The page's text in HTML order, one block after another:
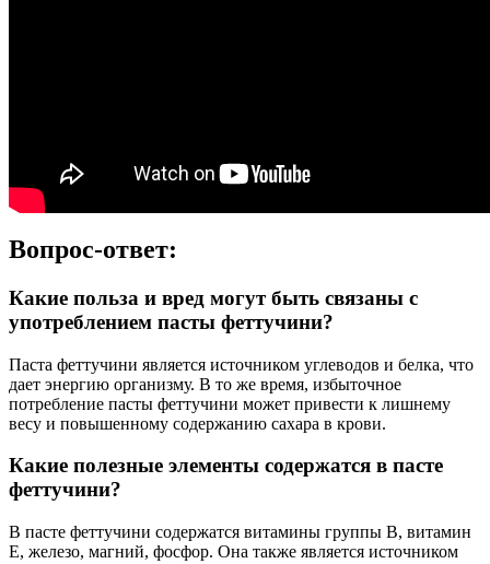
Вопрос-ответ:
Какие польза и вред могут быть связаны с
употреблением пасты феттучини?
Паста феттучини является источником углеводов и белка, что
дает энергию организму. В то же время, избыточное
потребление пасты феттучини может привести к лишнему
весу и повышенному содержанию сахара в крови.
Какие полезные элементы содержатся в пасте
феттучини?
В пасте феттучини содержатся витамины группы B, витамин
E, железо, магний, фосфор. Она также является источником